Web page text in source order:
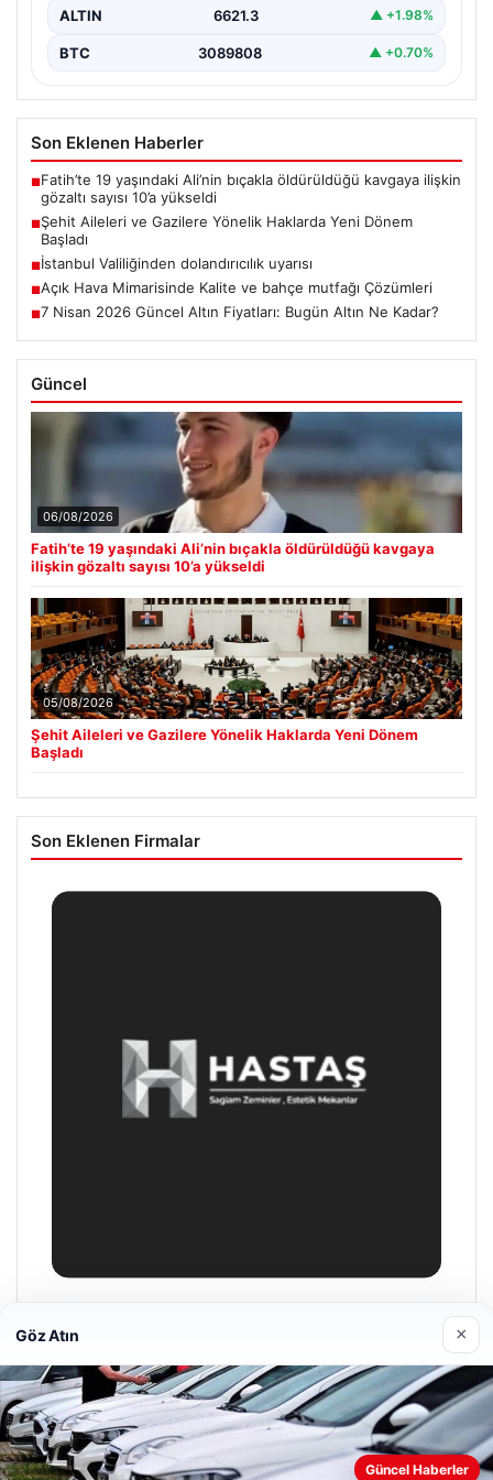
ALTIN 6621.3 ▲ +1.98%
BTC 3089808 ▲ +0.70%
Son Eklenen Haberler
■Fatih’te 19 yaşındaki Ali’nin bıçakla öldürüldüğü kavgaya ilişkin
gözaltı sayısı 10’a yükseldi
■Şehit Aileleri ve Gazilere Yönelik Haklarda Yeni Dönem
Başladı
■İstanbul Valiliğinden dolandırıcılık uyarısı
■Açık Hava Mimarisinde Kalite ve bahçe mutfağı Çözümleri
■7 Nisan 2026 Güncel Altın Fiyatları: Bugün Altın Ne Kadar?
Güncel
06/08/2026
Fatih’te 19 yaşındaki Ali’nin bıçakla öldürüldüğü kavgaya
ilişkin gözaltı sayısı 10’a yükseldi
05/08/2026
Şehit Aileleri ve Gazilere Yönelik Haklarda Yeni Dönem
Başladı
Son Eklenen Firmalar
Hastaş Beton
Göz Atın ×
Güncel Haberler